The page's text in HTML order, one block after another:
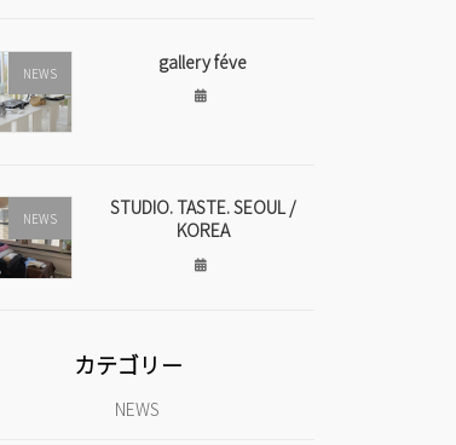
NEWS gallery féve
NEWS
STUDIO. TASTE. SEOUL /
KOREA
カテゴリー
NEWS